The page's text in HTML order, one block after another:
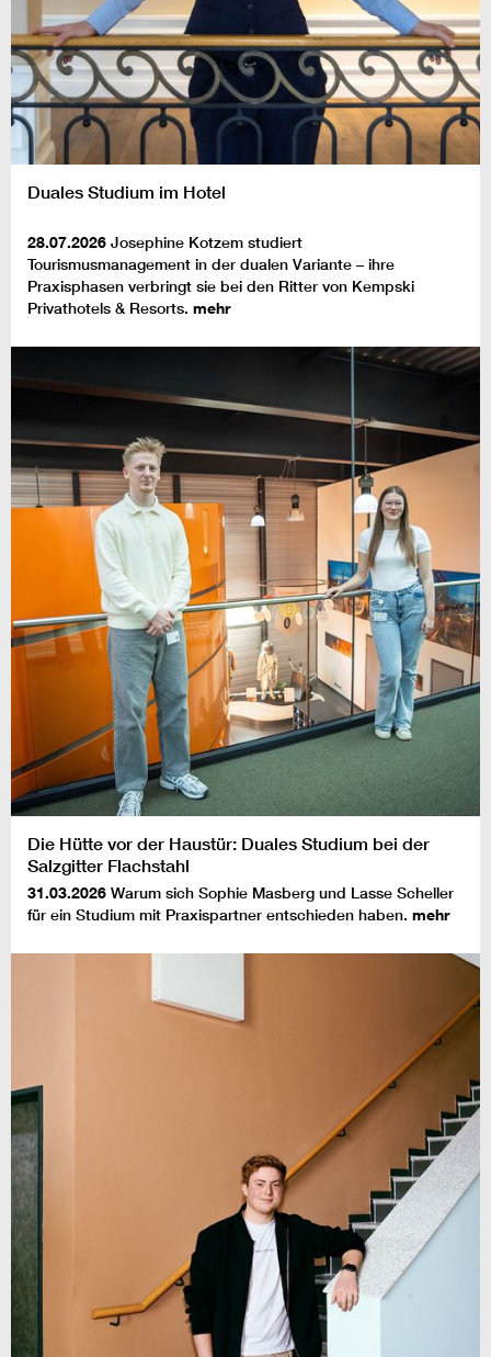
Duales Studium im Hotel
28.07.2026 Josephine Kotzem studiert
Tourismusmanagement in der dualen Variante – ihre
Praxisphasen verbringt sie bei den Ritter von Kempski
Privathotels & Resorts. mehr
Die Hütte vor der Haustür: Duales Studium bei der
Salzgitter Flachstahl
31.03.2026 Warum sich Sophie Masberg und Lasse Scheller
für ein Studium mit Praxispartner entschieden haben. mehr